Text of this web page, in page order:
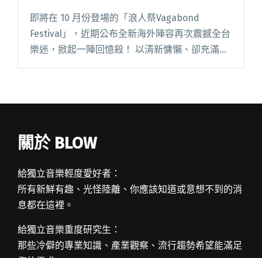
kanekoayano、Science Noodles接力
開唱
即將在 10 月份登場的「浪人祭Vagabond
Festival」，近期公布全新海外陣容再次震撼全台
樂迷，掀起一陣回憶殺！ 以清新慵懶、卻充滿張
關於 BLOW
給獨立音樂輕度愛好者：
所有新鮮有趣、光怪陸離、你應該知道或意想不到的消
息都在這裡。
給獨立音樂重度研究生：
那些冷僻的專業知識、產業觀察、流行趨勢希望能滿足